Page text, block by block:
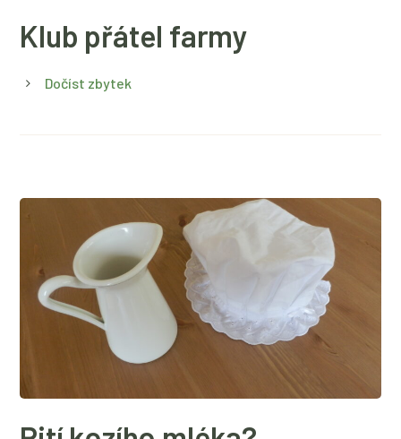
Klub přátel farmy
Dočíst zbytek